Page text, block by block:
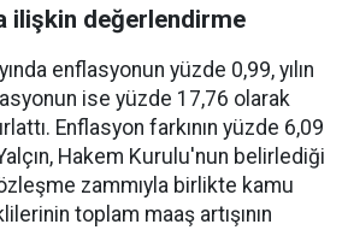
ilişkin değerlendirme
enflasyonun yüzde 0,99, yılın
ise yüzde 17,76 olarak
Enflasyon farkının yüzde 6,09
Hakem Kurulu'nun belirlediği
zammıyla birlikte kamu
toplam maaş artışının